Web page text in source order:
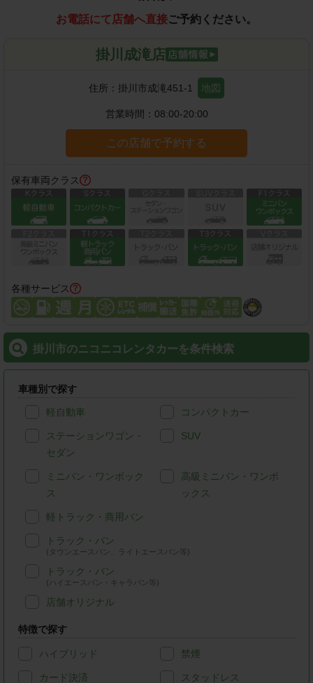
お電話にて店舗へ直接ご予約ください。
掛川成滝店
住所： 掛川市成滝451-1 地図
営業時間： 08:00-20:00
この店舗で予約する
保有車両クラス
各種サービス
掛川市のニコニコレンタカーを条件検索
車種別で探す
軽自動車 コンパクトカー
ステーションワゴン・
セダン
SUV
ミニバン・ワンボック
ス
高級ミニバン・ワンボ
ックス
軽トラック・商用バン
トラック・バン
(タウンエースバン、ライトエースバン等)
トラック・バン
(ハイエースバン・キャラバン等)
店舗オリジナル
特徴で探す
ハイブリッド 禁煙
カード決済 スタッドレス